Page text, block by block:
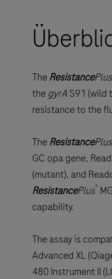
TheResistancePlus
the gyrAS91 (wild
resistance to the
TheResistancePlus
GC opa gene,
(mutant), and
ResistancePlus®
capability.
The assay is
Advanced XL
480 Instrument II